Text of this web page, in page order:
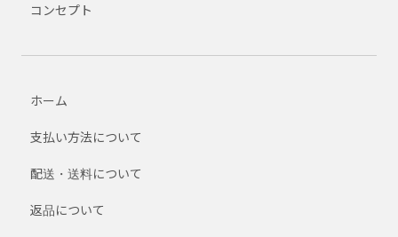
コンセプト
ホーム
支払い方法について
配送・送料について
返品について